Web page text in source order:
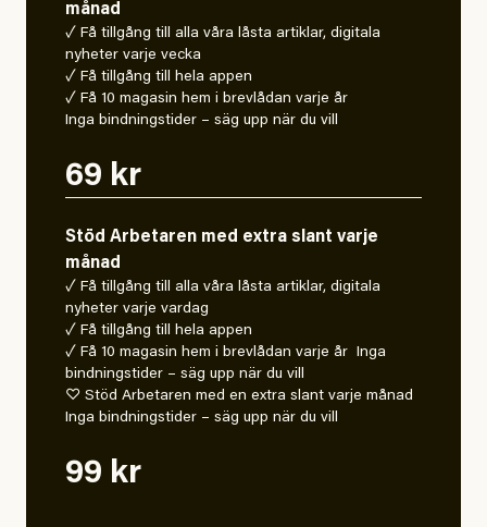
månad
✓ Få tillgång till alla våra låsta artiklar, digitala
nyheter varje vecka
✓ Få tillgång till hela appen
✓ Få 10 magasin hem i brevlådan varje år
Inga bindningstider – säg upp när du vill
69 kr
Stöd Arbetaren med extra slant varje
månad
✓ Få tillgång till alla våra låsta artiklar, digitala
nyheter varje vardag
✓ Få tillgång till hela appen
✓ Få 10 magasin hem i brevlådan varje år Inga
bindningstider – säg upp när du vill
♡ Stöd Arbetaren med en extra slant varje månad
Inga bindningstider – säg upp när du vill
99 kr